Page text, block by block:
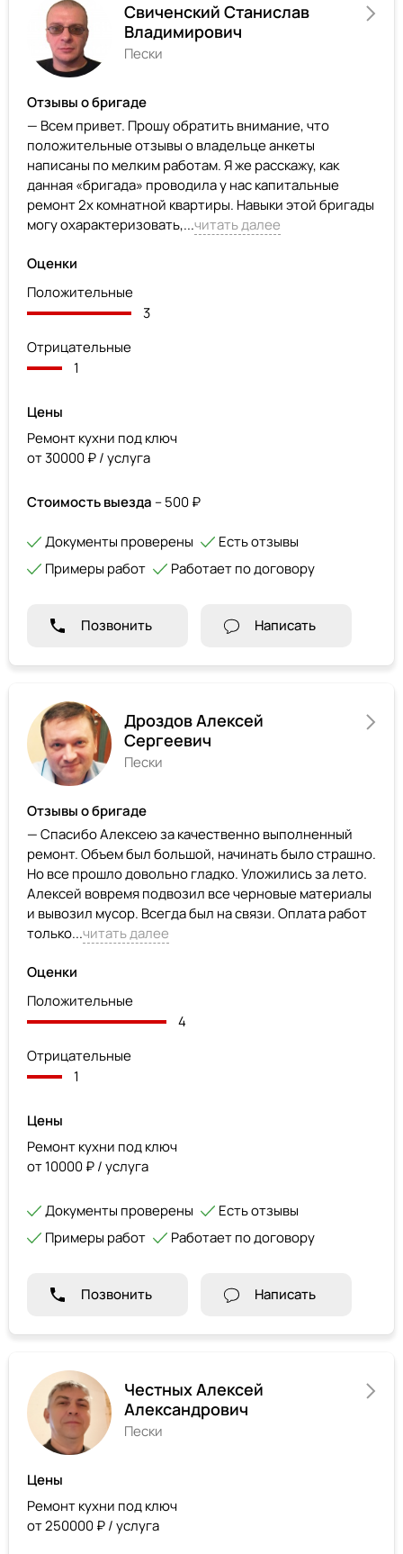
Cвиченский Станислав
Владимирович
Пески
Отзывы о бригаде
— Всем привет. Прошу обратить внимание, что
положительные отзывы о владельце анкеты
написаны по мелким работам. Я же расскажу, как
данная «бригада» проводила у нас капитальные
ремонт 2х комнатной квартиры. Навыки этой бригады
могу охарактеризовать,...читать далее
Оценки
Положительные
3
Отрицательные
1
Цены
Ремонт кухни под ключ
от 30000 ₽ / услуга
Стоимость выезда – 500 ₽
Документы проверены
Есть отзывы
Примеры работ
Работает по договору
Позвонить Написать
Дроздов Алексей
Сергеевич
Пески
Отзывы о бригаде
— Спасибо Алексею за качественно выполненный
ремонт. Объем был большой, начинать было страшно.
Но все прошло довольно гладко. Уложились за лето.
Алексей вовремя подвозил все черновые материалы
и вывозил мусор. Всегда был на связи. Оплата работ
только...читать далее
Оценки
Положительные
4
Отрицательные
1
Цены
Ремонт кухни под ключ
от 10000 ₽ / услуга
Документы проверены
Есть отзывы
Примеры работ
Работает по договору
Позвонить Написать
Честных Алексей
Александрович
Пески
Цены
Ремонт кухни под ключ
от 250000 ₽ / услуга